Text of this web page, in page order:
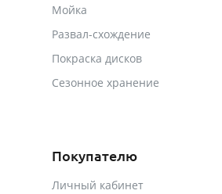
Мойка
Развал-схождение
Покраска дисков
Сезонное хранение
Покупателю
Личный кабинет